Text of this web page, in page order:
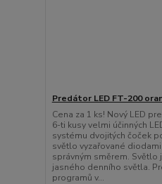
Predátor LED FT-200
Cena za 1 ks! Nový LED
6-ti kusy velmi účinných
systému dvojitých čoček
světlo vyzařované
správným směrem. Světlo
jasného denního světla.
programů v...